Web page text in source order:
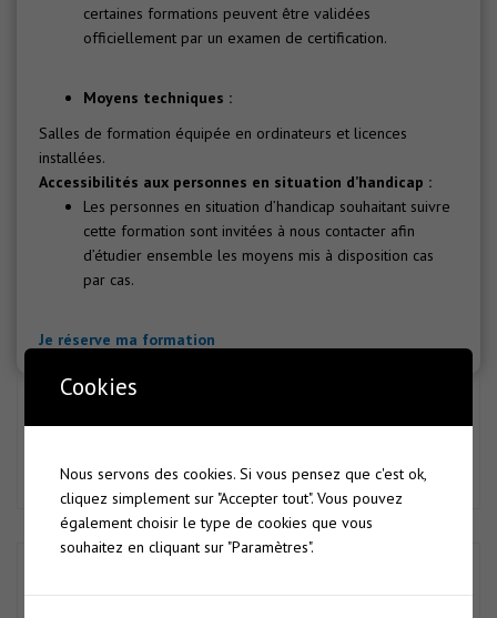
certaines formations peuvent être validées
officiellement par un examen de certification.
Moyens techniques :
Salles de formation équipée en ordinateurs et licences
installées.
Accessibilités aux personnes en situation d’handicap :
Les personnes en situation d’handicap souhaitant suivre
cette formation sont invitées à nous contacter afin
d’étudier ensemble les moyens mis à disposition cas
par cas.
Je réserve ma formation
Cookies
Nous servons des cookies. Si vous pensez que c'est ok,
cliquez simplement sur "Accepter tout". Vous pouvez
également choisir le type de cookies que vous
souhaitez en cliquant sur "Paramètres".